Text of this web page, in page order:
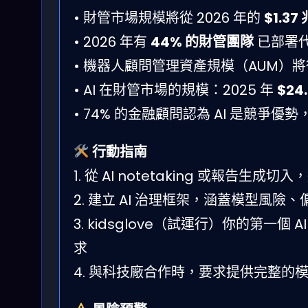
• 財管市場規模將從 2026 年的 $1.37
• 2026 年有 44% 的財管團隊已部署
• 機器人顧問管理資產規模（AUM）
• AI 在財管市場的規模：2025 年
• 74% 的金融顧問認為 AI 是競爭優
行動指南
1. 從 AI notetaking 或報告生成切
2. 建立 AI 治理框架，涵蓋模型風險
3. kidsglove（試運行）你的第一個
求
4. 與科技廠合作時，要求提供完整的